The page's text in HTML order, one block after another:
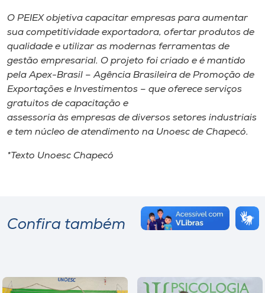
O PEIEX objetiva capacitar empresas para aumentar
sua competitividade exportadora, ofertar produtos de
qualidade e utilizar as modernas ferramentas de
gestão empresarial. O projeto foi criado e é mantido
pela Apex-Brasil – Agência Brasileira de Promoção de
Exportações e Investimentos – que oferece serviços
gratuitos de capacitação e
assessoria às empresas de diversos setores industriais
e tem núcleo de atendimento na Unoesc de Chapecó.
*Texto Unoesc Chapecó
Confira também